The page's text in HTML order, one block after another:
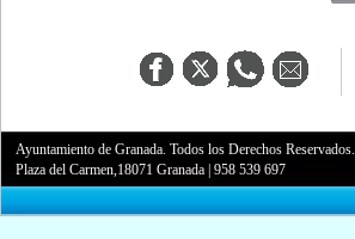
Ayuntamiento de Granada. Todos los Derechos Reservados.
Plaza del Carmen,18071 Granada |958 539 697